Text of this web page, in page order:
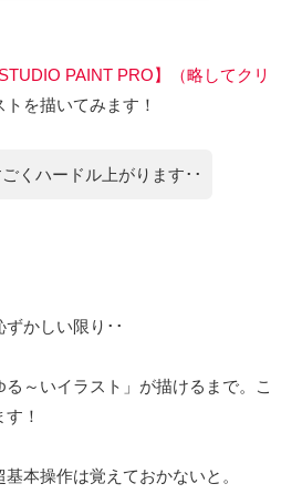
STUDIO PAINT PRO】（略してクリ
を描いてみます！
くハードル上がります･･
かしい限り･･
～いイラスト」が描けるまで。こ
！
本操作は覚えておかないと。